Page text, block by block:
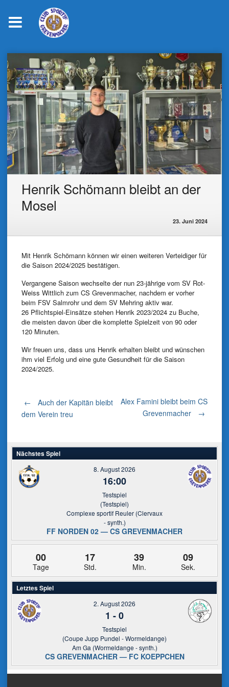
to
content
Henrik Schömann bleibt an der
Mosel
23. Juni 2024
Mit Henrik Schömann können wir einen weiteren Verteidiger für
die Saison 2024/2025 bestätigen.
Vergangene Saison wechselte der nun 23-jährige vom SV Rot-
Weiss Wittlich zum CS Grevenmacher, nachdem er vorher
beim FSV Salmrohr und dem SV Mehring aktiv war.
26 Pflichtspiel-Einsätze stehen Henrik 2023/2024 zu Buche,
die meisten davon über die komplette Spielzeit von 90 oder
120 Minuten.
Wir freuen uns, dass uns Henrik erhalten bleibt und wünschen
ihm viel Erfolg und eine gute Gesundheit für die Saison
2024/2025.
Post
←
Auch der Kapitän bleibt
dem Verein treu
Alex Famini bleibt beim CS
Grevenmacher
→
Nächstes Spiel
8. August 2026
16:00
Testspiel
(Testspiel)
Complexe sportif Reuler (Clervaux
- synth.)
FF NORDEN 02 — CS GREVENMACHER
00
Tage
17
Std.
39
Min.
09
Sek.
Letztes Spiel
2. August 2026
1 -0
Testspiel
(Coupe Jupp Pundel - Wormeldange)
Am Ga (Wormeldange - synth.)
CS GREVENMACHER — FC KOEPPCHEN